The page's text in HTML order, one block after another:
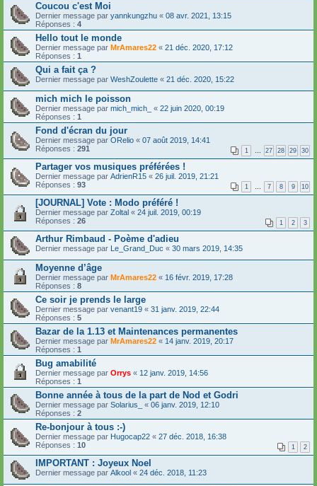
Coucou c'est Moi
Dernier message par yannkungzhu « 08 avr. 2021, 13:15
Réponses : 4
Hello tout le monde
Dernier message par MrAmares22 « 21 déc. 2020, 17:12
Réponses : 1
Qui a fait ça ?
Dernier message par WeshZoulette « 21 déc. 2020, 15:22
mich mich le poisson
Dernier message par mich_mich_ « 22 juin 2020, 00:19
Réponses : 1
Fond d'écran du jour
Dernier message par ORelio « 07 août 2019, 14:41
Réponses : 291 1 … 27 28 29 30
Partager vos musiques préférées !
Dernier message par AdrienR15 « 26 juil. 2019, 21:21
Réponses : 93 1 … 7 8 9 10
[JOURNAL] Vote : Modo préféré !
Dernier message par Zoltal « 24 juil. 2019, 00:19
Réponses : 26 1 2 3
Arthur Rimbaud - Poème d'adieu
Dernier message par Le_Grand_Duc « 30 mars 2019, 14:35
Moyenne d’âge
Dernier message par MrAmares22 « 16 févr. 2019, 17:28
Réponses : 8
Ce soir je prends le large
Dernier message par venant19 « 31 janv. 2019, 22:44
Réponses : 5
Bazar de la 1.13 et Maintenances permanentes
Dernier message par MrAmares22 « 14 janv. 2019, 20:17
Réponses : 1
Bug amabilité
Dernier message par Orrys « 12 janv. 2019, 14:56
Réponses : 1
Bonne année à tous de la part de Nod et Godri
Dernier message par Solarius_ « 06 janv. 2019, 12:10
Réponses : 2
Re-bonjour à tous :-)
Dernier message par Hugocap22 « 27 déc. 2018, 16:38
Réponses : 10 1 2
IMPORTANT : Joyeux Noel
Dernier message par Alkool « 24 déc. 2018, 11:23